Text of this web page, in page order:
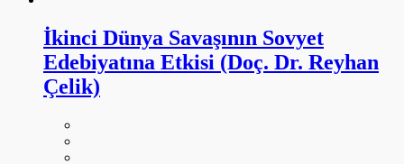
İkinci Dünya Savaşının Sovyet
Edebiyatına Etkisi (Doç. Dr. Reyhan
Çelik)